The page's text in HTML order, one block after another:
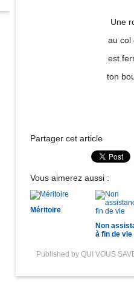
Une
au col
est
ton
Partager cet article
Vous aimerez aussi :
Méritoire
Non
à fin de vie
Published by QUI VOUS